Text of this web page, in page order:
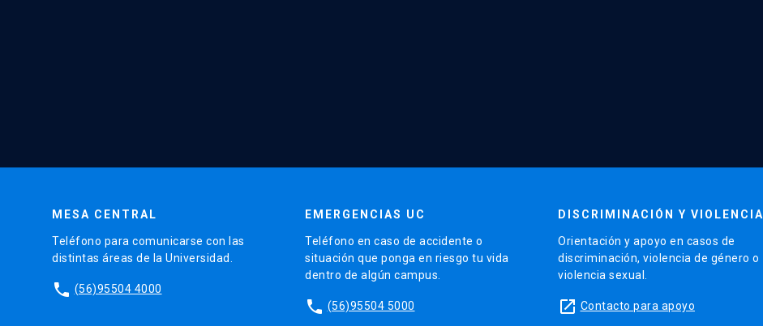
MESA CENTRAL
Teléfono para comunicarse con las
distintas áreas de la Universidad.
phone (56)95504 4000
EMERGENCIAS UC
Teléfono en caso de accidente o
situación que ponga en riesgo tu vida
dentro de algún campus.
phone (56)95504 5000
DISCRIMINACIÓN Y VIOLENCIA
Orientación y apoyo en casos de
discriminación, violencia de género o
violencia sexual.
launch Contacto para apoyo